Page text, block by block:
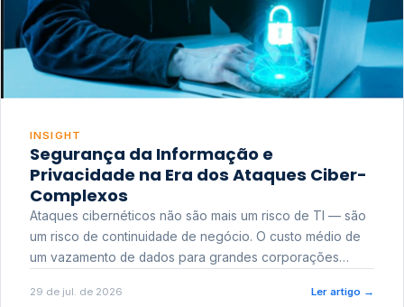
INSIGHT
Segurança da Informação e
Privacidade na Era dos Ataques Ciber-
Complexos
Ataques cibernéticos não são mais um risco de TI — são
um risco de continuidade de negócio. O custo médio de
um vazamento de dados para grandes corporações
reputacional e o risco regulatório junto a órgãos como a
29 de jul. de 2026 Ler artigo →